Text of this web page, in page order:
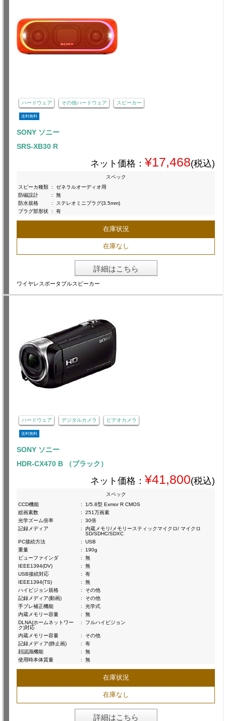
ハードウェア その他ハードウェア スピーカー
送料無料
SONY ソニー
SRS-XB30 R
ネット価格： ¥17,468(税込)
スペック
スピーカ種類 :
ゼネラルオーディオ用
防磁設計
:
無
防水規格
:
ステレオミニプラグ(3.5mm)
プラグ部形状 : 有
在庫状況
在庫なし
詳細はこちら
ワイヤレスポータブルスピーカー
ハードウェア デジタルカメラ ビデオカメラ
送料無料
SONY ソニー
HDR-CX470 B （ブラック）
ネット価格： ¥41,800(税込)
スペック
CCD機能
:
1/5.8型 Exmor R CMOS
総画素数
:
251万画素
光学ズーム倍率
:
30倍
記録メディア
:
内蔵メモリ/メモリースティックマイクロ/ マイクロ
SD/SDHC/SDXC
PC接続方法
:
USB
重量
:
190g
ビューファインダ
:
無
IEEE1394(DV)
:
無
USB接続対応
:
有
IEEE1394(TS)
:
無
ハイビジョン規格
:
その他
記録メディア(動画)
:
その他
手ブレ補正機能
:
光学式
内蔵メモリー容量
:
無
DLNA(ホームネットワー
ク)対応
: フルハイビジョン
内蔵メモリー容量 :
その他
記録メディア(静止画)
:
有
顔認識機能
:
無
使用時本体質量
: 無
在庫状況
在庫なし
詳細はこちら